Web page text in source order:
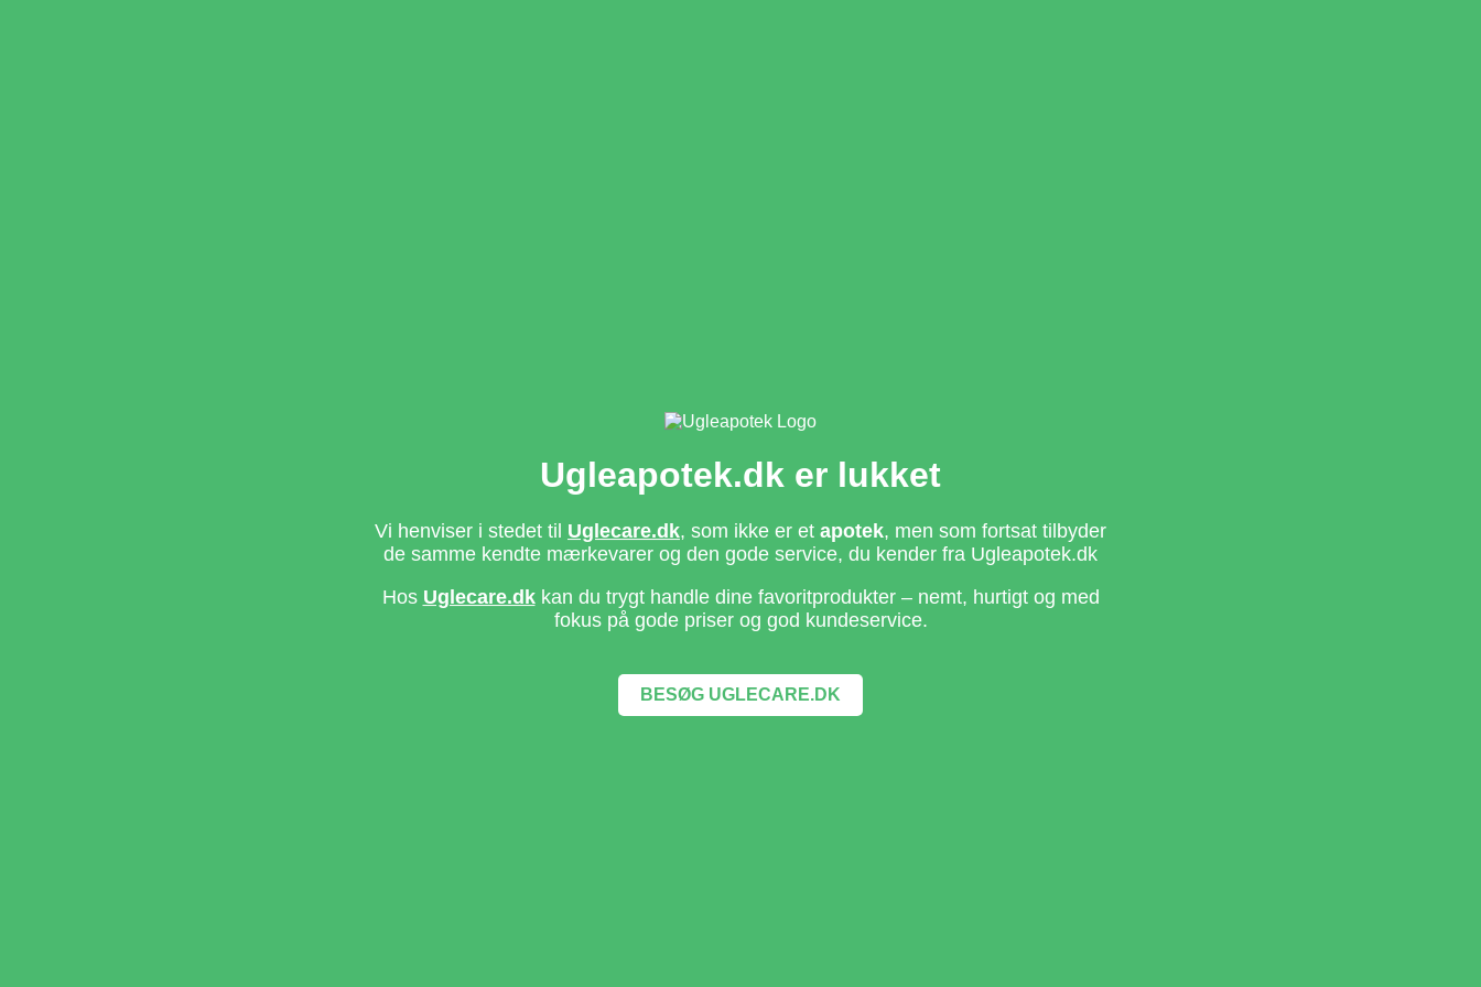
Ugleapotek.dk er lukket
Vi henviser i stedet til Uglecare.dk, som ikke er et apotek, men som fortsat tilbyder
de samme kendte mærkevarer og den gode service, du kender fra Ugleapotek.dk
Hos Uglecare.dkkan du trygt handle dine favoritprodukter – nemt, hurtigt og med
fokus på gode priser og god kundeservice.
BESØG UGLECARE.DK